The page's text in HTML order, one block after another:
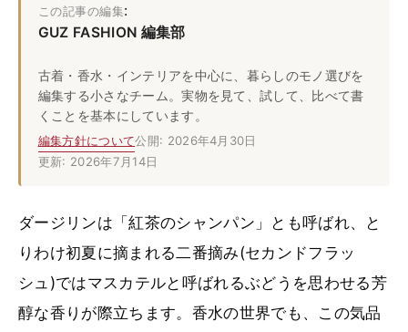
この記事の編集:
GUZ FASHION 編集部
古着・香水・インテリアを中心に、暮らしのモノ選びを
編集する小さなチーム。実物を見て、試して、比べて書
くことを基本にしています。
編集方針について公開: 2026年4月30日
更新: 2026年7月14日
ダージリンは「紅茶のシャンパン」とも呼ばれ、と
りわけ初夏に摘まれる二番摘み(セカンドフラッ
シュ)ではマスカテルと呼ばれるぶどうを思わせる芳
醇な香りが際立ちます。香水の世界でも、この気品